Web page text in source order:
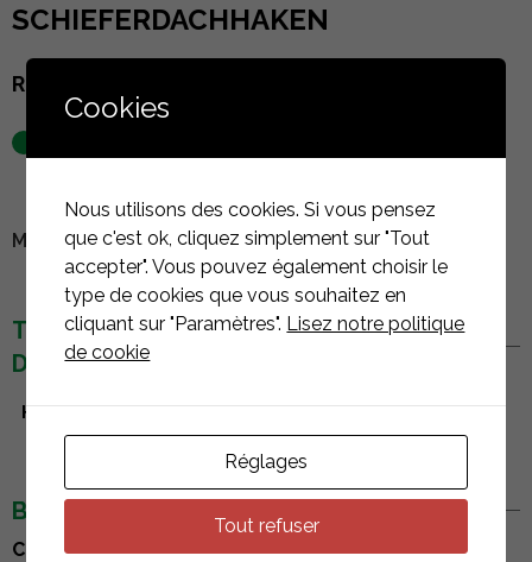
SCHIEFERDACHHAKEN
Referenz :
MELDEN SIE SICH AN, UM DEN PREIS ZU SEHEN
TECHNISCHE
DETAILS
Hersteller Esdec
BESCHREIBUNG
ClickFit EVO - Haken für Schieferdächer.Mit dem
Cookies
Nous utilisons des cookies. Si vous pensez
que c'est ok, cliquez simplement sur "Tout
accepter". Vous pouvez également choisir le
type de cookies que vous souhaitez en
cliquant sur "Paramètres". Lisez notre politique
de cookie
Réglages
Tout refuser